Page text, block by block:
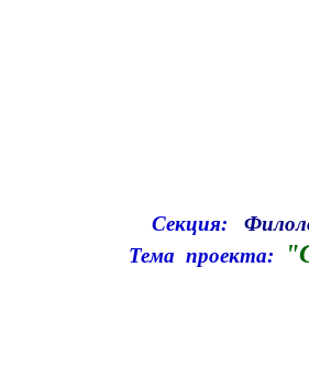
Секция:
Тема проекта: